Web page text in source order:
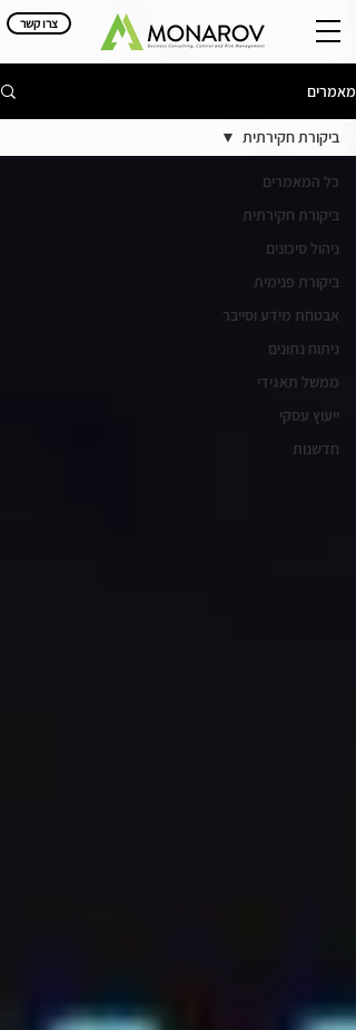
צרו קשר
מאמרים
כל המאמרים
ביקורת חקירתית
ניהול סיכונים
ביקורת פנימית
אבטחת מידע וסייבר
ניתוח נתונים
ממשל תאגידי
ייעוץ עסקי
חדשנות
ביקורת חקירתית